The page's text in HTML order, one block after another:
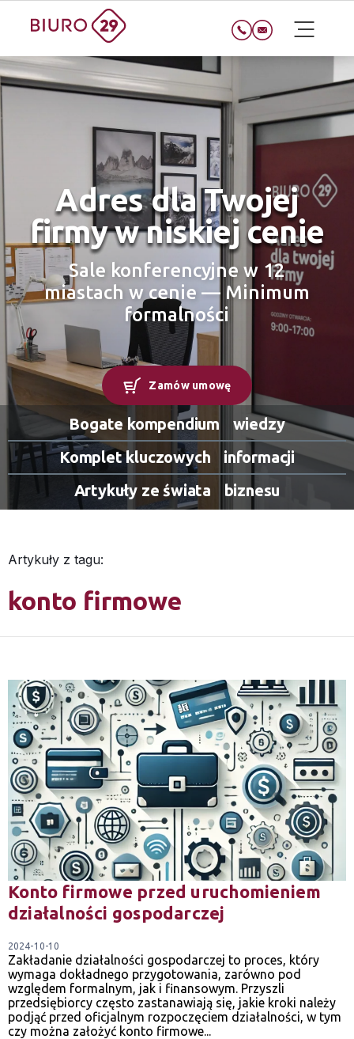
Adres dla Twojej
firmy w niskiej cenie
Sale konferencyjne w 12
miastach w cenie — Minimum
formalności
Bogate kompendium wiedzy
Komplet kluczowych informacji
Artykuły ze świata biznesu
Zamów umowę
Artykuły z tagu:
konto firmowe
Konto firmowe przed uruchomieniem
działalności gospodarczej
2024-10-10
Zakładanie działalności gospodarczej to proces, który
wymaga dokładnego przygotowania, zarówno pod
względem formalnym, jak i finansowym. Przyszli
przedsiębiorcy często zastanawiają się, jakie kroki należy
podjąć przed oficjalnym rozpoczęciem działalności, w tym
czy można założyć konto firmowe...